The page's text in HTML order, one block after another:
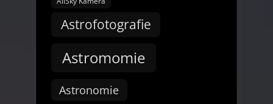
Astrofotografie
Astromomie
Astronomie